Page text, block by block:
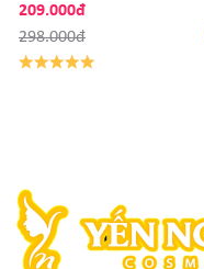
209.000đ
298.000đ